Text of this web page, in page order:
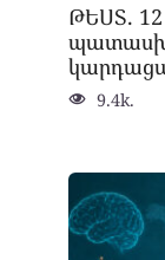
ԹԵՍՏ. 12
9.4k.